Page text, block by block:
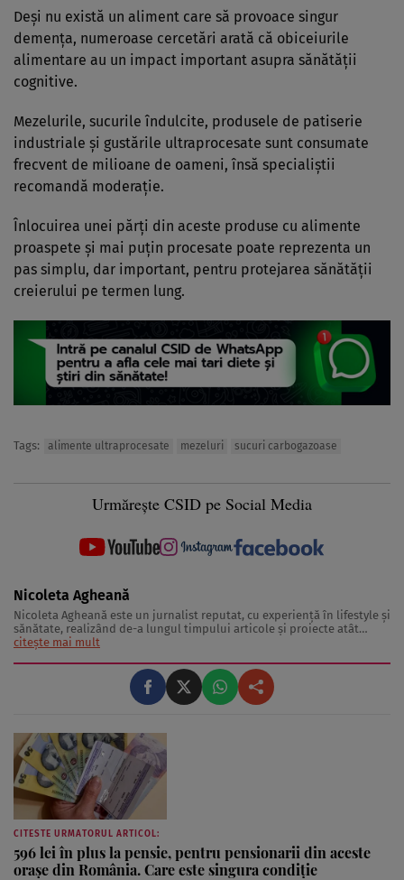
Deși nu există un aliment care să provoace singur
demența, numeroase cercetări arată că obiceiurile
alimentare au un impact important asupra sănătății
cognitive.
Mezelurile, sucurile îndulcite, produsele de patiserie
industriale și gustările ultraprocesate sunt consumate
frecvent de milioane de oameni, însă specialiștii
recomandă moderație.
Înlocuirea unei părți din aceste produse cu alimente
proaspete și mai puțin procesate poate reprezenta un
pas simplu, dar important, pentru protejarea sănătății
creierului pe termen lung.
Tags: alimente ultraprocesate mezeluri sucuri carbogazoase
Urmărește CSID pe Social Media
Nicoleta Agheană
Nicoleta Agheană este un jurnalist reputat, cu experienţă în lifestyle şi
sănătate, realizând de-a lungul timpului articole şi proiecte atât
pentru publicaţii internaţionale, cât şi pentru brandul “Ce se
citește mai mult
CITESTE URMATORUL ARTICOL:
596 lei în plus la pensie, pentru pensionarii din aceste
orașe din România. Care este singura condiție